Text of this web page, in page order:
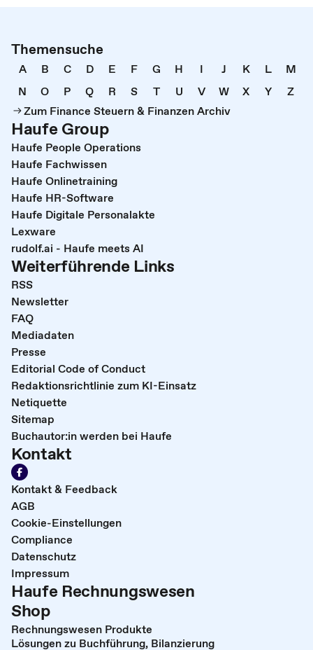
Themensuche
A B C D E F G H I J K L
M
N
O P Q R S T U V W X Y
Z
Zum Finance Steuern & Finanzen Archiv
Haufe Group
Haufe People Operations
Haufe Fachwissen
Haufe Onlinetraining
Haufe HR-Software
Haufe Digitale Personalakte
Lexware
rudolf.ai - Haufe meets AI
Weiterführende Links
RSS
Newsletter
FAQ
Mediadaten
Presse
Editorial Code of Conduct
Redaktionsrichtlinie zum KI-Einsatz
Netiquette
Sitemap
Buchautor:in werden bei Haufe
Kontakt
Kontakt & Feedback
AGB
Cookie-Einstellungen
Compliance
Datenschutz
Impressum
Haufe Rechnungswesen
Shop
Rechnungswesen Produkte
Lösungen zu Buchführung, Bilanzierung